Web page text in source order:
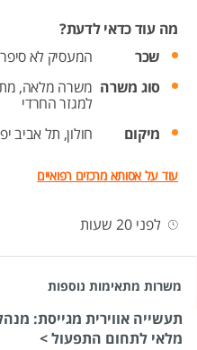
מה עוד כדאי לדעת?
שכר
המעסיק לא סיפר
סוג משרה משרה מלאה,
למגזר החרדי
מיקום
חולון, תל אביב
עוד על אסותא מרכזים רפואיים
לפני 20 שעות
משרות מתאימות נוספות
תעשייה אווירית מגייסת:
מלאי לתחום התפעול >